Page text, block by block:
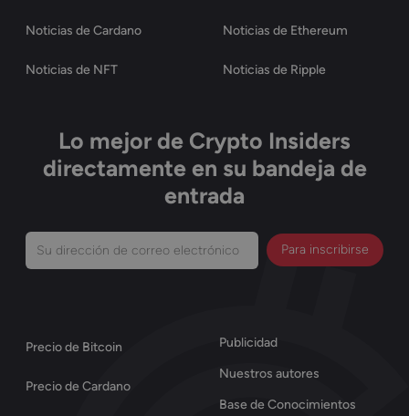
Noticias de Cardano Noticias de Ethereum
Noticias de NFT Noticias de Ripple
Lo mejor de Crypto Insiders
directamente en su bandeja de
entrada
Su
dirección
electrónico
(Obligatorio)
Precio de Bitcoin
Precio de Cardano
Publicidad
Nuestros autores
Base de Conocimientos